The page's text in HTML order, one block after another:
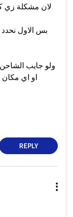
لان مشكلة زي
بس الاول
او اي
REPLY